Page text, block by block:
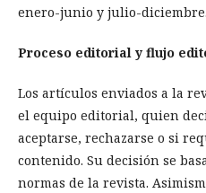
enero-junio y julio-diciembre.
Proceso editorial y flujo
Los artículos enviados a la
el equipo editorial, quien
aceptarse, rechazarse o si
contenido. Su decisión se
normas de la revista.